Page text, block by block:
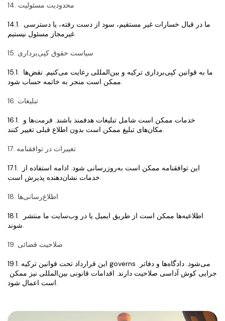
14. محدودیت مسئولیت
14.1. ما در قبال خسارات غیر مستقیم، سود از دست رفته، یا دسترسی
غیرمجاز مسئول نیستیم.
15. سیاست حقوق کپی‌برداری
15.1. ما به قوانین کپی‌برداری ترکیه و بین‌المللی رعایت می‌کنیم. نقض‌ها
ممکن است منجر به خاتمه حساب شود.
16. تبلیغات
16.1. خدمات ممکن است شامل تبلیغات هدفمند باشند. فرمت‌ها و
مکان‌های تبلیغ ممکن است بدون اطلاع قبلی تغییر کنند.
17. تغییرات در توافقنامه
17.1. این توافقنامه ممکن است به‌روزرسانی شود. ادامه استفاده از
خدمات نشان‌دهنده پذیرش است.
18. اطلاع‌رسانی‌ها
18.1. اطلاعیه‌ها ممکن است از طریق ایمیل یا در وب‌سایت ما منتشر
شوند.
19. صلاحیت قضائی
19.1. این قرارداد تحت قوانین ترکیه governs می‌شود. دادگاه‌ها و دفاتر
است اعمال شود.